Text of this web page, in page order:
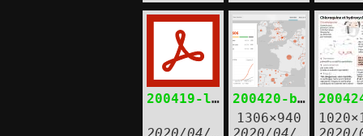
200419-liberation-covid19-enfants.pdf
200420-bing-covid19-tracker.png
1306×940